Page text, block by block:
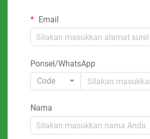
Email
Ponsel/WhatsApp
Code
Nama